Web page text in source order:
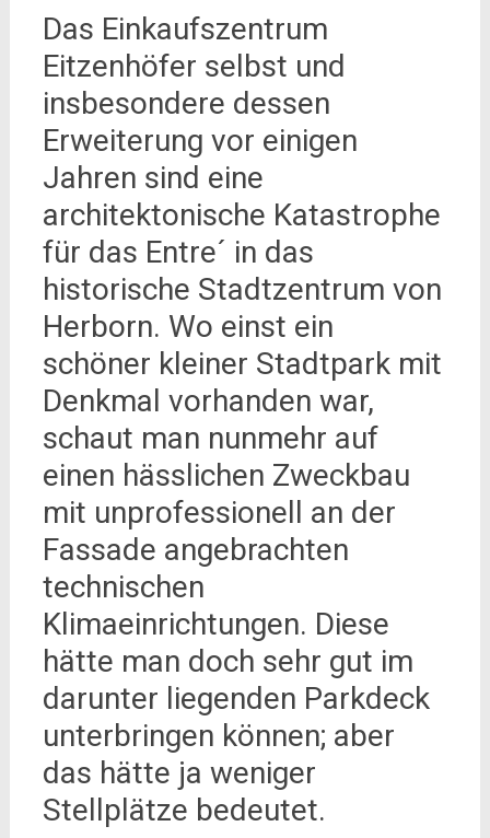
Das Einkaufszentrum
Eitzenhöfer selbst und
insbesondere dessen
Erweiterung vor einigen
Jahren sind eine
architektonische Katastrophe
für das Entre´ in das
historische Stadtzentrum von
Herborn. Wo einst ein
schöner kleiner Stadtpark mit
Denkmal vorhanden war,
schaut man nunmehr auf
einen hässlichen Zweckbau
mit unprofessionell an der
Fassade angebrachten
technischen
Klimaeinrichtungen. Diese
hätte man doch sehr gut im
darunter liegenden Parkdeck
unterbringen können; aber
das hätte ja weniger
Stellplätze bedeutet.